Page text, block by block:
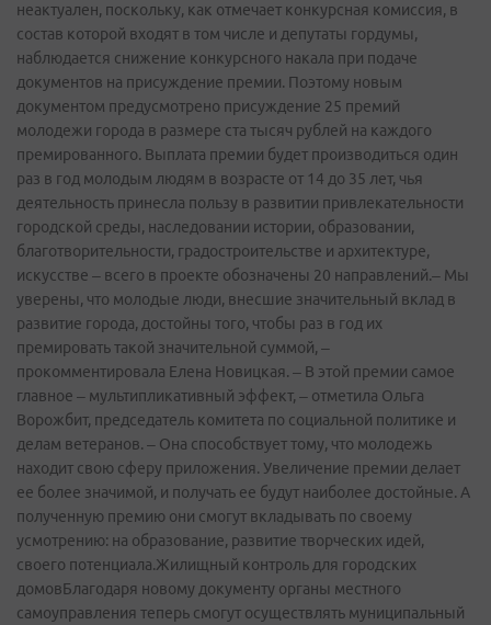
неактуален, поскольку, как отмечает конкурсная комиссия, в
состав которой входят в том числе и депутаты гордумы,
наблюдается снижение конкурсного накала при подаче
документов на присуждение премии. Поэтому новым
документом предусмотрено присуждение 25 премий
молодежи города в размере ста тысяч рублей на каждого
премированного. Выплата премии будет производиться один
раз в год молодым людям в возрасте от 14 до 35 лет, чья
деятельность принесла пользу в развитии привлекательности
городской среды, наследовании истории, образовании,
благотворительности, градостроительстве и архитектуре,
искусстве – всего в проекте обозначены 20 направлений.– Мы
уверены, что молодые люди, внесшие значительный вклад в
развитие города, достойны того, чтобы раз в год их
премировать такой значительной суммой, –
прокомментировала Елена Новицкая. – В этой премии самое
главное – мультипликативный эффект, – отметила Ольга
Ворожбит, председатель комитета по социальной политике и
делам ветеранов. – Она способствует тому, что молодежь
находит свою сферу приложения. Увеличение премии делает
ее более значимой, и получать ее будут наиболее достойные. А
полученную премию они смогут вкладывать по своему
усмотрению: на образование, развитие творческих идей,
своего потенциала.Жилищный контроль для городских
домовБлагодаря новому документу органы местного
самоуправления теперь смогут осуществлять муниципальный